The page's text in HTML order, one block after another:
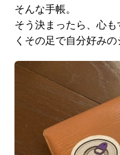
そんな手帳。
そう決まったら、心
くその足で自分好みの